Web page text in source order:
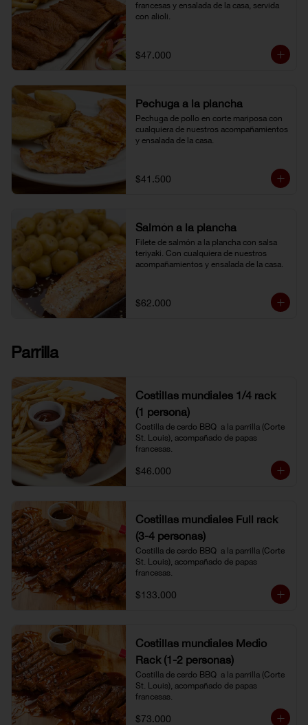
francesas y ensalada de la casa, servida
con alioli.
$47.000
Pechuga a la plancha
Pechuga de pollo en corte mariposa con
cualquiera de nuestros acompañamientos
y ensalada de la casa.
$41.500
Salmón a la plancha
Filete de salmón a la plancha con salsa
teriyaki. Con cualquiera de nuestros
acompañamientos y ensalada de la casa.
$62.000
Parrilla
Costillas mundiales 1/4 rack
(1 persona)
Costilla de cerdo BBQ  a la parrilla (Corte
St. Louis), acompañado de papas
francesas.
$46.000
Costillas mundiales Full rack
(3-4 personas)
Costilla de cerdo BBQ  a la parrilla (Corte
St. Louis), acompañado de papas
francesas.
$133.000
Costillas mundiales Medio
Rack (1-2 personas)
Costilla de cerdo BBQ  a la parrilla (Corte
St. Louis), acompañado de papas
francesas.
$73.000